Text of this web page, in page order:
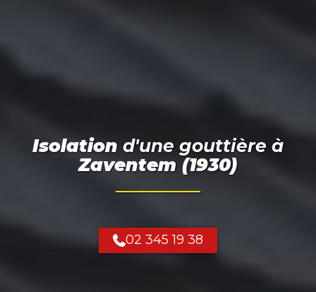
Isolation d'une gouttière à
Zaventem (1930)
02 345 19 38